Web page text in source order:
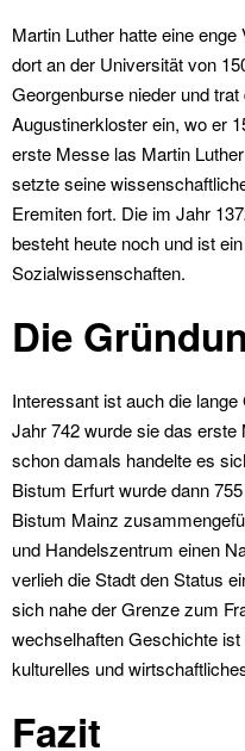
Martin Luther hatte eine
dort an der Universität von
Georgenburse nieder und
Augustinerkloster ein, wo er
erste Messe las Martin
setzte seine
Eremiten fort. Die im Jahr
besteht heute noch und ist
Sozialwissenschaften.
Die
Interessant ist auch die
Jahr 742 wurde sie das erste
schon damals handelte es
Bistum Erfurt wurde dann
Bistum Mainz
und Handelszentrum einen
verlieh die Stadt den Status
sich nahe der Grenze zum
wechselhaften Geschichte
kulturelles und
Fazit